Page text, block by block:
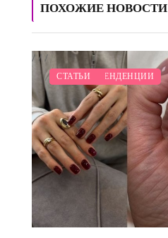
ПОХОЖИЕ НОВОСТИ
МОДНЫЕ ТЕНДЕНЦИИ
/
КРАСОТА
/
СВАДЬБА
/
СТАТЬИ